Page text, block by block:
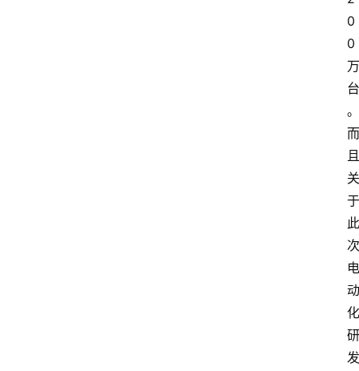
0
0
万
台
。
而
且
关
于
此
次
电
动
化
研
发